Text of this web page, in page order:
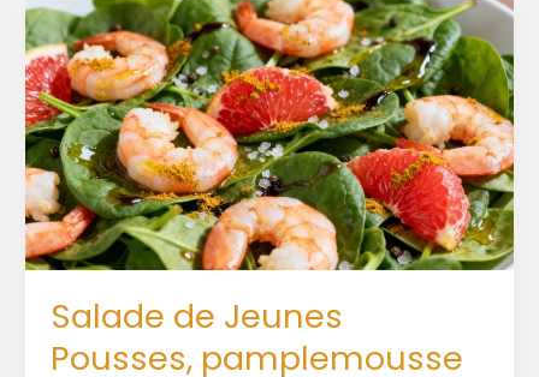
Salade de Jeunes
Pousses, pamplemousse